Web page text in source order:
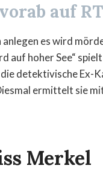
auf
es wird
auf hoher See“
detektivische Ex-
ermittelt sie
Merkel